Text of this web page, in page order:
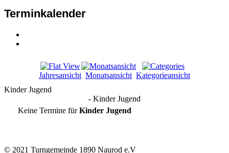
Terminkalender
Jahresansicht Monatsansicht Kategorieansicht
Kinder Jugend
- Kinder Jugend
Keine Termine fürKinder Jugend
© 2021 Turngemeinde 1890 Naurod e.V